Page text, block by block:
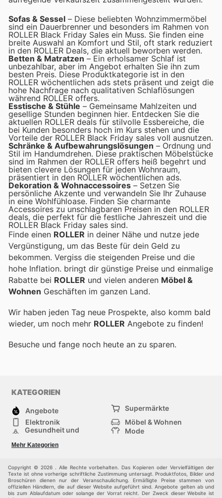
Sofas & Sessel – Diese beliebten Wohnzimmermöbel
sind ein Dauerbrenner und besonders im Rahmen von
ROLLER Black Friday Sales ein Muss. Sie finden eine
breite Auswahl an Komfort und Stil, oft stark reduziert
in den ROLLER Deals, die aktuell beworben werden.
Betten & Matratzen – Ein erholsamer Schlaf ist
unbezahlbar, aber im Angebot erhalten Sie ihn zum
besten Preis. Diese Produktkategorie ist in den
ROLLER wöchentlichen ads stets präsent und zeigt die
hohe Nachfrage nach qualitativen Schlaflösungen
während ROLLER offers.
Esstische & Stühle – Gemeinsame Mahlzeiten und
gesellige Stunden beginnen hier. Entdecken Sie die
aktuellen ROLLER deals für stilvolle Essbereiche, die
bei Kunden besonders hoch im Kurs stehen und die
Vorteile der ROLLER Black Friday sales voll ausnutzen.
Schränke & Aufbewahrungslösungen – Ordnung und
Stil im Handumdrehen. Diese praktischen Möbelstücke
sind im Rahmen der ROLLER offers heiß begehrt und
bieten clevere Lösungen für jeden Wohnraum,
präsentiert in den ROLLER wöchentlichen ads.
Dekoration & Wohnaccessoires – Setzen Sie
persönliche Akzente und verwandeln Sie Ihr Zuhause
in eine Wohlfühloase. Finden Sie charmante
Accessoires zu unschlagbaren Preisen in den ROLLER
deals, die perfekt für die festliche Jahreszeit und die
ROLLER Black Friday sales sind.
Finde einen ROLLER in deiner Nähe und nutze jede
Vergünstigung, um das Beste für dein Geld zu
bekommen. Vergiss die steigenden Preise und die
hohe Inflation. bringt dir günstige Preise und einmalige
Rabatte bei ROLLER und vielen anderen Möbel &
Wohnen Geschäften im ganzen Land.
Wir haben jeden Tag neue Prospekte, also komm bald
wieder, um noch mehr ROLLER Angebote zu finden!
Besuche und fange noch heute an zu sparen.
KATEGORIEN
Angebote
Supermärkte
Elektronik
Möbel & Wohnen
Gesundheit und
Mode
Sportartikel und
Einkaufzentren
Andere
Mehr Kategorien
Copyright © 2026 . Alle Rechte vorbehalten. Das Kopieren oder Vervielfältigen der
Texte ist ohne vorherige schriftliche Zustimmung untersagt. Produktfotos, Bilder und
Broschüren dienen nur der Veranschaulichung. Ermäßigte Preise stammen von
offiziellen Händlern, die auf dieser Website aufgeführt sind. Angebote gelten ab und
bis zum Ablaufdatum oder solange der Vorrat reicht. Der Zweck dieser Website ist